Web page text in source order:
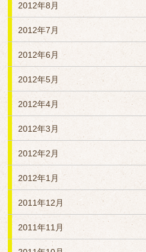
2012年8月
2012年7月
2012年6月
2012年5月
2012年4月
2012年3月
2012年2月
2012年1月
2011年12月
2011年11月